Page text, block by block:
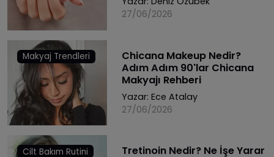
27/06/2026
Makyaj Trendleri
Chicana Makeup Nedir?
Adım Adım 90'lar Chicana
Makyajı Rehberi
Yazar: Ece Atalay
27/06/2026
Cilt Bakım Rutini
Tretinoin Nedir? Ne İşe Yarar